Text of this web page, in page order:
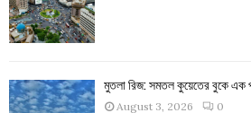
মুতলা রিজ: সমতল কুয়েতের বুকে এক
August 3, 2026 0